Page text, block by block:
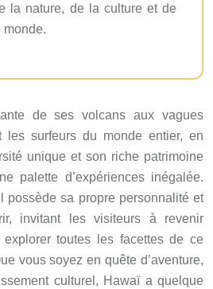
la nature, de la culture et de
monde.
de ses volcans aux vagues
les surfeurs du monde entier, en
unique et son riche patrimoine
palette d’expériences inégalée.
possède sa propre personnalité et
invitant les visiteurs à revenir
toutes les facettes de ce
vous soyez en quête d’aventure,
culturel, Hawaï a quelque